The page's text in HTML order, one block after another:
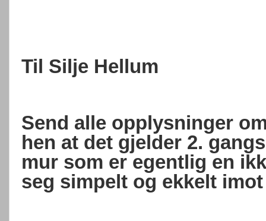
Til Silje Hellum
Send alle opplysninger
hen at det gjelder 2.
mur som er egentlig en
seg simpelt og ekkelt